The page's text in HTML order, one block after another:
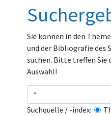
Sie können in den
und der Bibliografie des
suchen. Bitte treffen Sie
Auswahl!
Suchquelle / -index: